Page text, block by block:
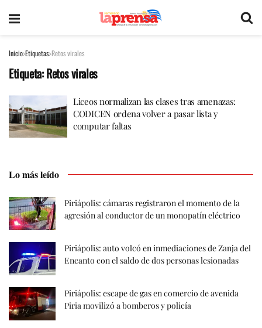
Inicio Etiquetas Retos virales
Etiqueta:Retos virales
Liceos normalizan las clases tras amenazas:
CODICEN ordena volver a pasar lista y
computar faltas
Lo más leído
Piriápolis: cámaras registraron el momento de la
agresión al conductor de un monopatín eléctrico
Piriápolis: auto volcó en inmediaciones de Zanja del
Encanto con el saldo de dos personas lesionadas
Piriápolis: escape de gas en comercio de avenida
Piria movilizó a bomberos y policía